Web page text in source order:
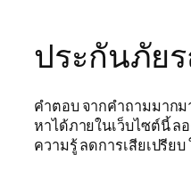
ประกันภัย
คำตอบ จากคำถามมาก
หาได้ภายในเว็บไซต์นี้ ล
ความรู้ ลดการเสียเปรีย